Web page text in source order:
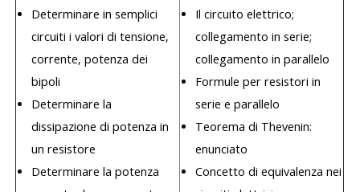
Determinare in semplici
circuiti i valori di tensione,
corrente, potenza dei
bipoli
Determinare la
dissipazione di potenza in
un resistore
Determinare la potenza
Il circuito elettrico;
collegamento in serie;
collegamento in parallelo
Formule per resistori in
serie e parallelo
Teorema di Thevenin:
enunciato
Concetto di equivalenza nei